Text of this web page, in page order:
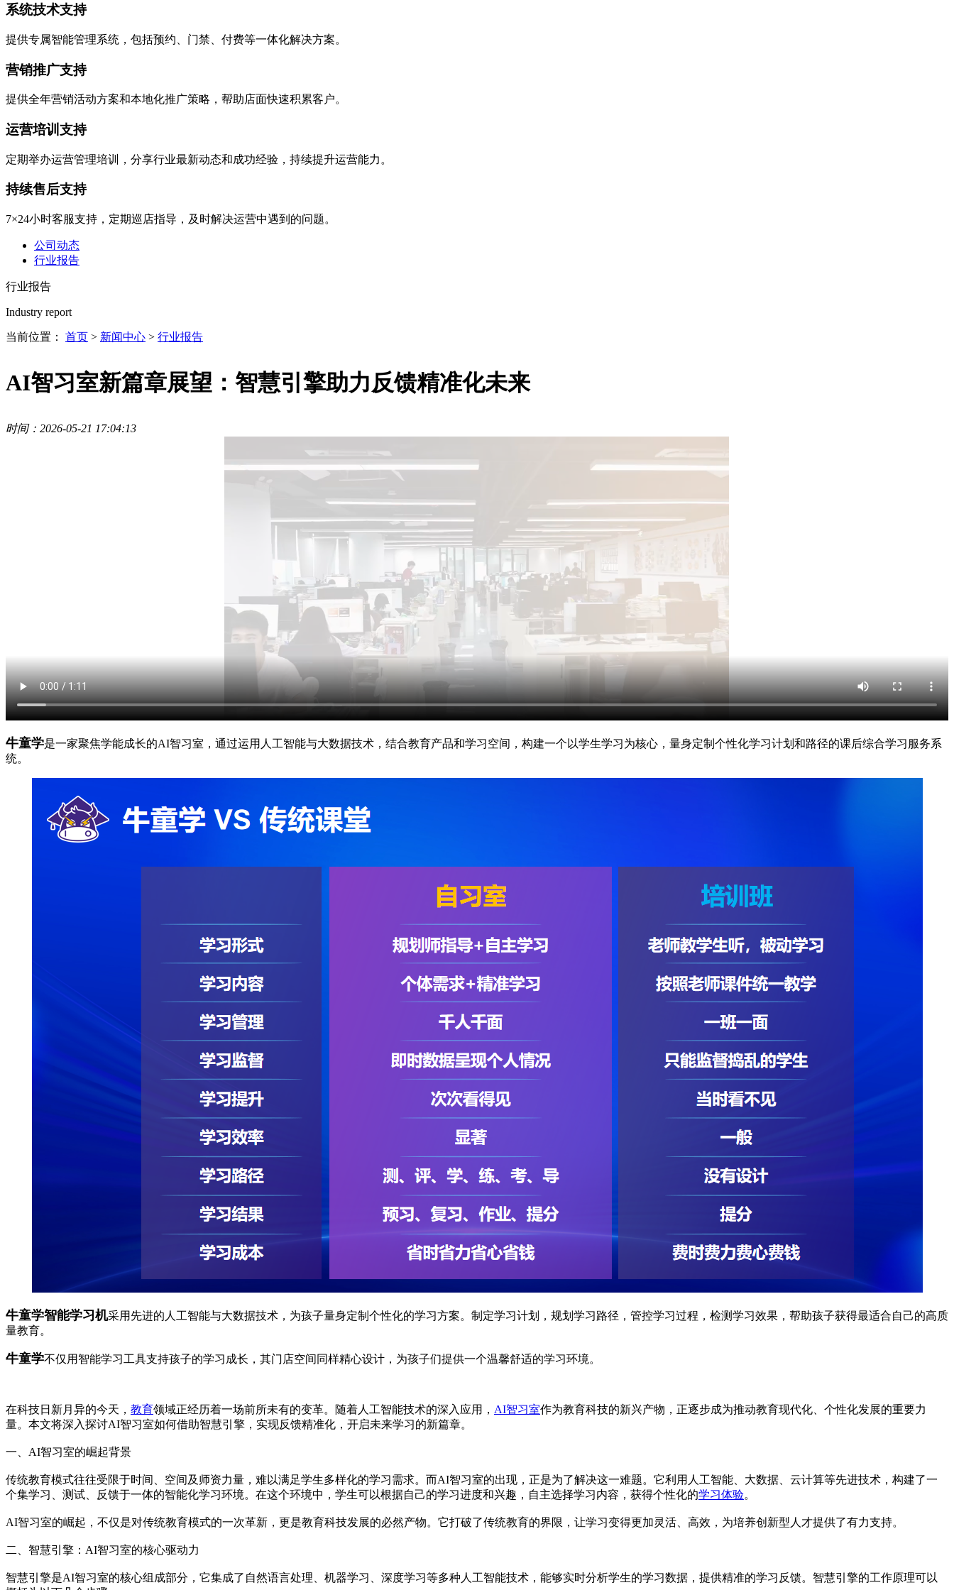
系统技术支持
提供专属智能管理系统，包括预约、门禁、付费等一体化解决方案。
营销推广支持
提供全年营销活动方案和本地化推广策略，帮助店面快速积累客户。
运营培训支持
定期举办运营管理培训，分享行业最新动态和成功经验，持续提升运营能力。
持续售后支持
7×24小时客服支持，定期巡店指导，及时解决运营中遇到的问题。
公司动态
行业报告
行业报告
Industry report
当前位置： 首页 > 新闻中心 > 行业报告
AI智习室新篇章展望：智慧引擎助力反馈精准化未来
时间：2026-05-21 17:04:13
牛童学是一家聚焦学能成长的AI智习室，通过运用人工智能与大数据技术，结合教育产品和学习空间，构建一个以学生学习为核心，量身定制个性化学习计划和路径的课后综合学习服务系
统。
牛童学智能学习机采用先进的人工智能与大数据技术，为孩子量身定制个性化的学习方案。制定学习计划，规划学习路径，管控学习过程，检测学习效果，帮助孩子获得最适合自己的高质
量教育。
牛童学不仅用智能学习工具支持孩子的学习成长，其门店空间同样精心设计，为孩子们提供一个温馨舒适的学习环境。
在科技日新月异的今天， 教育领域正经历着一场前所未有的变革。随着人工智能技术的深入应用， AI智习室作为教育科技的新兴产物，正逐步成为推动教育现代化、个性化发展的重要力
量。本文将深入探讨AI智习室如何借助智慧引擎，实现反馈精准化，开启未来学习的新篇章。
一、AI智习室的崛起背景
传统教育模式往往受限于时间、空间及师资力量，难以满足学生多样化的学习需求。而AI智习室的出现，正是为了解决这一难题。它利用人工智能、大数据、云计算等先进技术，构建了一
个集学习、测试、反馈于一体的智能化学习环境。在这个环境中，学生可以根据自己的学习进度和兴趣，自主选择学习内容，获得个性化的学习体验。
AI智习室的崛起，不仅是对传统教育模式的一次革新，更是教育科技发展的必然产物。它打破了传统教育的界限，让学习变得更加灵活、高效，为培养创新型人才提供了有力支持。
二、智慧引擎：AI智习室的核心驱动力
智慧引擎是AI智习室的核心组成部分，它集成了自然语言处理、机器学习、深度学习等多种人工智能技术，能够实时分析学生的学习数据，提供精准的学习反馈。智慧引擎的工作原理可以